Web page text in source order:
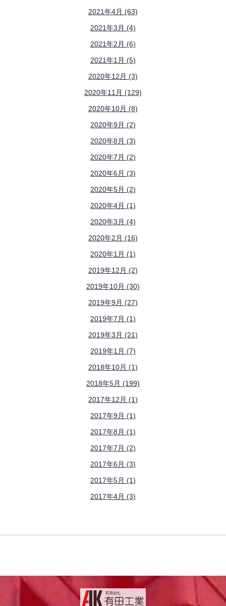
2021年4月 (63)
2021年3月 (4)
2021年2月 (6)
2021年1月 (5)
2020年12月 (3)
2020年11月 (129)
2020年10月 (8)
2020年9月 (2)
2020年8月 (3)
2020年7月 (2)
2020年6月 (3)
2020年5月 (2)
2020年4月 (1)
2020年3月 (4)
2020年2月 (16)
2020年1月 (1)
2019年12月 (2)
2019年10月 (30)
2019年9月 (27)
2019年7月 (1)
2019年3月 (21)
2019年1月 (7)
2018年10月 (1)
2018年5月 (199)
2017年12月 (1)
2017年9月 (1)
2017年8月 (1)
2017年7月 (2)
2017年6月 (3)
2017年5月 (1)
2017年4月 (3)